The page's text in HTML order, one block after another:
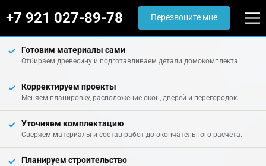
+7 921 027-89-78 Перезвоните мне
Готовим материалы сами
Отбираем древесину и подготавливаем детали домокомплекта.
Корректируем проекты
Меняем планировку, расположение окон, дверей и перегородок.
Уточняем комплектацию
Сверяем материалы и состав работ до окончательного расчёта.
Планируем строительство